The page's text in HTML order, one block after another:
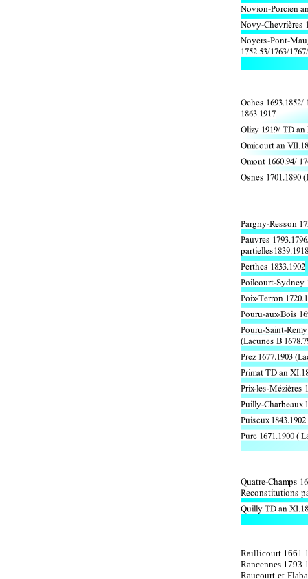
Raillicourt
Rancennes
Raucourt-et-